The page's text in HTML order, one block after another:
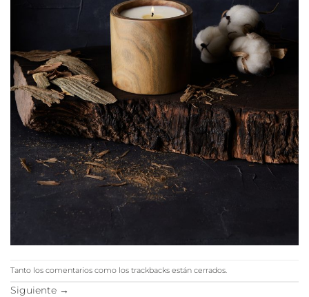
Tanto los comentarios como los trackbacks están cerrados.
Siguiente →